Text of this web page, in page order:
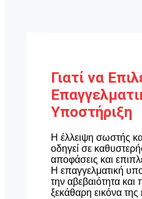
Γιατί να
Υποστήριξη
Η έλλειψη σωστής
οδηγεί σε
αποφάσεις και
Η επαγγελματική
την αβεβαιότητα και
ξεκάθαρη εικόνα